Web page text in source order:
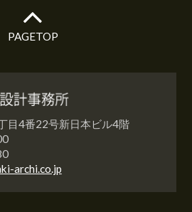
PAGETOP
目4番22号新日本ビル4階
archi.co.jp